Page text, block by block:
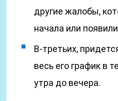
другие жалобы,
начала или
В-третьих,
весь его график в
утра до вечера.